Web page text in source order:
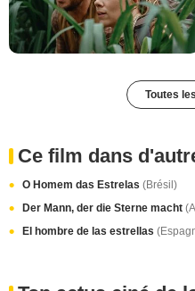
Toutes
Ce film dans
O Homem das Estrelas (Brésil)
Der Mann, der die Sterne macht
El hombre de las estrellas